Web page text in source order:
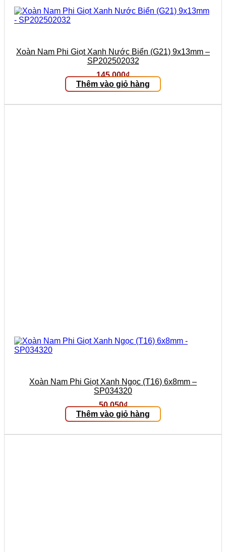
Xoàn Nam Phi Giọt Xanh Nước Biển (G21) 9x13mm –
SP202502032
145.000₫
Thêm vào giỏ hàng
Xoàn Nam Phi Giọt Xanh Ngọc (T16) 6x8mm –
SP034320
50.050₫
Thêm vào giỏ hàng